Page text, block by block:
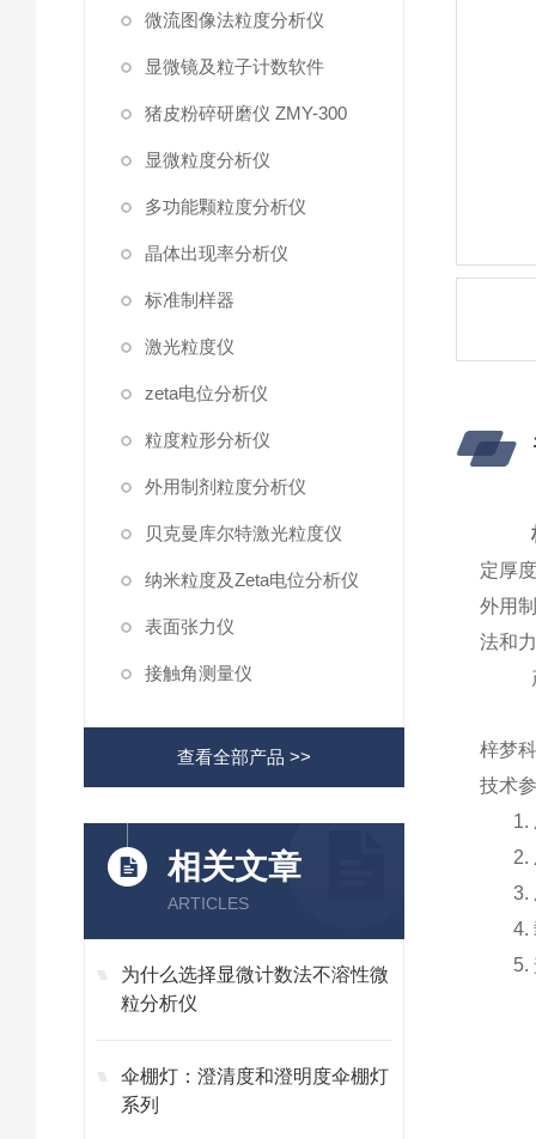
微流图像法粒度分析仪
显微镜及粒子计数软件
猪皮粉碎研磨仪 ZMY-300
显微粒度分析仪
多功能颗粒度分析仪
晶体出现率分析仪
标准制样器
激光粒度仪
zeta电位分析仪
粒度粒形分析仪
外用制剂粒度分析仪
贝克曼库尔特激光粒度仪
纳米粒度及Zeta电位分析仪
表面张力仪
接触角测量仪
查看全部产品 >>
相关文章
ARTICLES
为什么选择显微计数法不溶性微
粒分析仪
伞棚灯：澄清度和澄明度伞棚灯
系列
定厚
外用
法和
梓梦
技术
1.
2.
3.
4.
5.